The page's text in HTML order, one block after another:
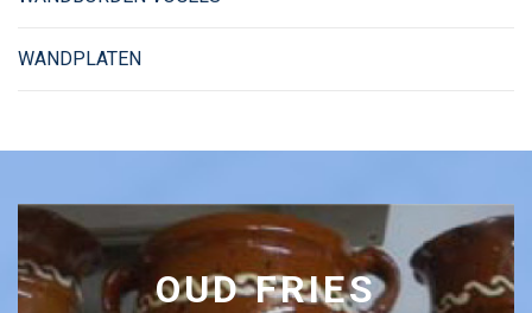
WANDPLATEN
OUD FRIES